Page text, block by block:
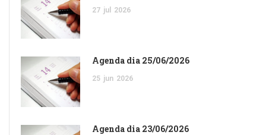
27 jul 2026
Agenda dia 25/06/2026
25 jun 2026
Agenda dia 23/06/2026